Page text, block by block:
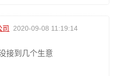
司 2020-09-08 11:19:14
接到几个生意